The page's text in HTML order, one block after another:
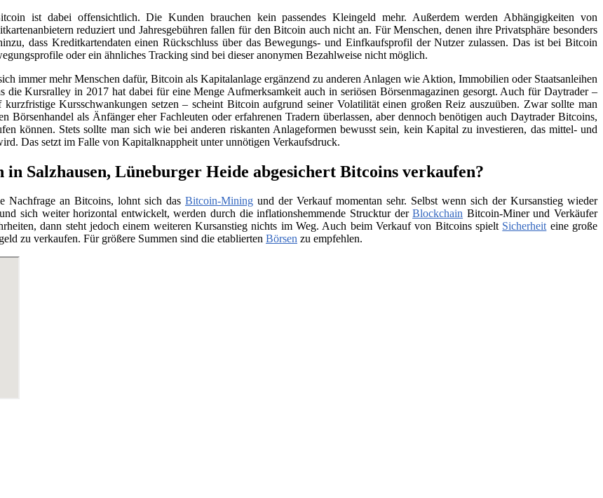
ist dabei offensichtlich. Die Kunden brauchen kein passendes Kleingeld mehr. Außerdem werden Abhängigkeiten von
reduziert und Jahresgebühren fallen für den Bitcoin auch nicht an. Für Menschen, denen ihre Privatsphäre besonders
dass Kreditkartendaten einen Rückschluss über das Bewegungs- und Einfkaufsprofil der Nutzer zulassen. Das ist bei Bitcoin
oder ein ähnliches Tracking sind bei dieser anonymen Bezahlweise nicht möglich.
immer mehr Menschen dafür, Bitcoin als Kapitalanlage ergänzend zu anderen Anlagen wie Aktion, Immobilien oder Staatsanleihen
die Kursralley in 2017 hat dabei für eine Menge Aufmerksamkeit auch in seriösen Börsenmagazinen gesorgt. Auch für Daytrader –
Kursschwankungen setzen – scheint Bitcoin aufgrund seiner Volatilität einen großen Reiz auszuüben. Zwar sollte man
Börsenhandel als Änfänger eher Fachleuten oder erfahrenen Tradern überlassen, aber dennoch benötigen auch Daytrader Bitcoins,
können. Stets sollte man sich wie bei anderen riskanten Anlageformen bewusst sein, kein Kapital zu investieren, das mittel- und
Das setzt im Falle von Kapitalknappheit unter unnötigen Verkaufsdruck.
in Salzhausen, Lüneburger Heide abgesichert Bitcoins verkaufen?
Nachfrage an Bitcoins, lohnt sich das Bitcoin-Mining und der Verkauf momentan sehr. Selbst wenn sich der Kursanstieg wieder
sich weiter horizontal entwickelt, werden durch die inflationshemmende Strucktur derBlockchain Bitcoin-Miner und Verkäufer
dann steht jedoch einem weiteren Kursanstieg nichts im Weg. Auch beim Verkauf von Bitcoins spielt Sicherheiteine große
zu verkaufen. Für größere Summen sind die etablierten Börsen zu empfehlen.